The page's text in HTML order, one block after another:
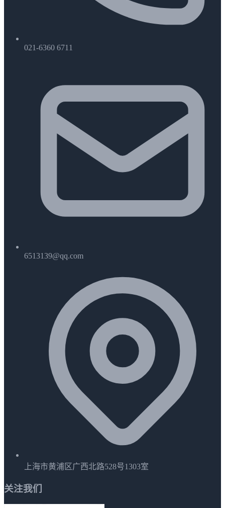
021-6360 6711
6513139@qq.com
上海市黄浦区广西北路528号1303室
关注我们